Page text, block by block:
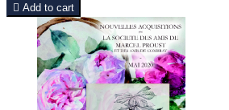
 Add to cart